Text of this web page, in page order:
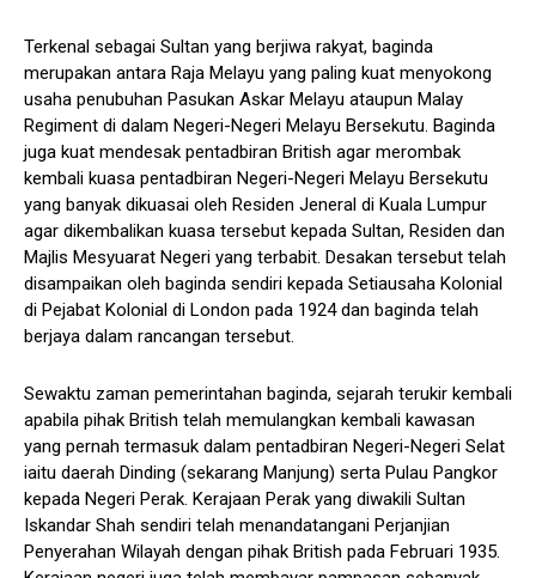
Terkenal sebagai Sultan yang berjiwa rakyat, baginda
merupakan antara Raja Melayu yang paling kuat menyokong
usaha penubuhan Pasukan Askar Melayu ataupun Malay
Regiment di dalam Negeri-Negeri Melayu Bersekutu. Baginda
juga kuat mendesak pentadbiran British agar merombak
kembali kuasa pentadbiran Negeri-Negeri Melayu Bersekutu
yang banyak dikuasai oleh Residen Jeneral di Kuala Lumpur
agar dikembalikan kuasa tersebut kepada Sultan, Residen dan
Majlis Mesyuarat Negeri yang terbabit. Desakan tersebut telah
disampaikan oleh baginda sendiri kepada Setiausaha Kolonial
di Pejabat Kolonial di London pada 1924 dan baginda telah
berjaya dalam rancangan tersebut.
Sewaktu zaman pemerintahan baginda, sejarah terukir kembali
apabila pihak British telah memulangkan kembali kawasan
yang pernah termasuk dalam pentadbiran Negeri-Negeri Selat
iaitu daerah Dinding (sekarang Manjung) serta Pulau Pangkor
kepada Negeri Perak. Kerajaan Perak yang diwakili Sultan
Iskandar Shah sendiri telah menandatangani Perjanjian
Penyerahan Wilayah dengan pihak British pada Februari 1935.